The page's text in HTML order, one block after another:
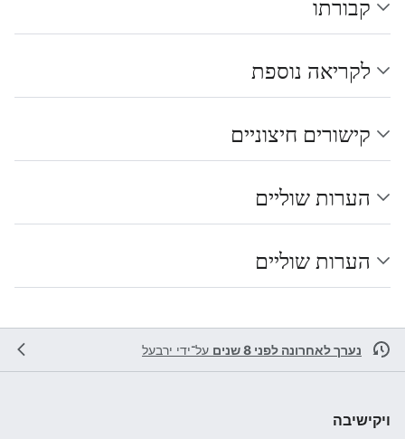
קבורתו
לקריאה נוספת
קישורים חיצוניים
הערות שוליים
הערות שוליים
נערך לאחרונה לפני 8 שנים על־ידי ירבעל
ויקישיבה